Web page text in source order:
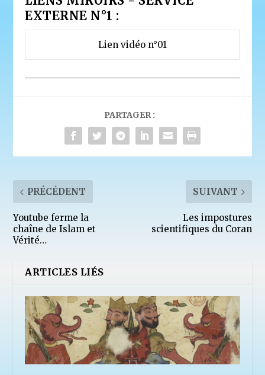
EXTERNE N°1 :
Lien vidéo n°01
PARTAGER :
PRÉCÉDENT
Youtube ferme la
chaîne de Islam et
Vérité…
SUIVANT
Les impostures
scientifiques du Coran
ARTICLES LIÉS